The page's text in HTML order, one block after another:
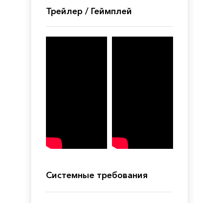
Трейлер / Геймплей
Системные требования